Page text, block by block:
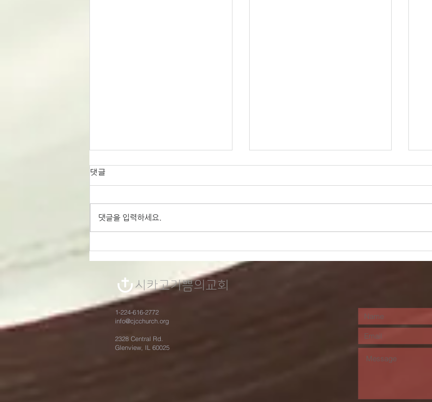
시를 잊은 성도에게 - 세월
의 강물 / 장 루슬로
시를 잊은 성도에게 - 예전
엔 미처 몰랐어요 / 김소월
댓글
댓글을 입력하세요.
시카고기쁨의​교회
1-224-616-2772
info@cjcchurch.org
2328 Central Rd.
Glenview, IL 60025